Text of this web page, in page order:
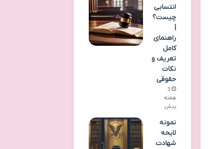
انتسابی
چیست؟
|
راهنمای
کامل
تعریف و
نکات
حقوقی
3
هفته
پیش
نمونه
لایحه
شهادت